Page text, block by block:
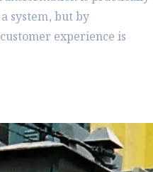
system, but by
experience is